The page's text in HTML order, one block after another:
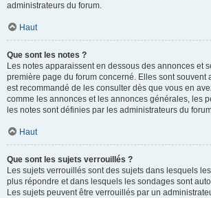
administrateurs du forum.
Haut
Que sont les notes ?
Les notes apparaissent en dessous des annonces et
première page du forum concerné. Elles sont souvent
est recommandé de les consulter dès que vous en
comme les annonces et les annonces générales, les
les notes sont définies par les administrateurs du
Haut
Que sont les sujets verrouillés ?
Les sujets verrouillés sont des sujets dans lesquels
plus répondre et dans lesquels les sondages sont
Les sujets peuvent être verrouillés par un